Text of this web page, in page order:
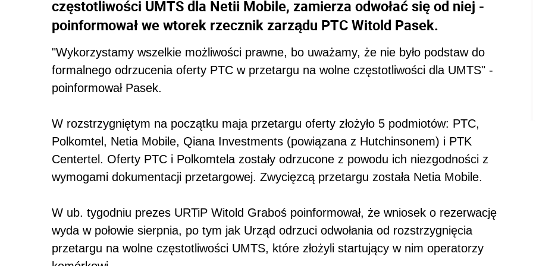
częstotliwości UMTS dla Netii Mobile, zamierza odwołać się od niej -
poinformował we wtorek rzecznik zarządu PTC Witold Pasek.
"Wykorzystamy wszelkie możliwości prawne, bo uważamy, że nie było podstaw do
formalnego odrzucenia oferty PTC w przetargu na wolne częstotliwości dla UMTS" -
poinformował Pasek.
W rozstrzygniętym na początku maja przetargu oferty złożyło 5 podmiotów: PTC,
Polkomtel, Netia Mobile, Qiana Investments (powiązana z Hutchinsonem) i PTK
Centertel. Oferty PTC i Polkomtela zostały odrzucone z powodu ich niezgodności z
wymogami dokumentacji przetargowej. Zwycięzcą przetargu została Netia Mobile.
W ub. tygodniu prezes URTiP Witold Graboś poinformował, że wniosek o rezerwację
wyda w połowie sierpnia, po tym jak Urząd odrzuci odwołania od rozstrzygnięcia
przetargu na wolne częstotliwości UMTS, które złożyli startujący w nim operatorzy